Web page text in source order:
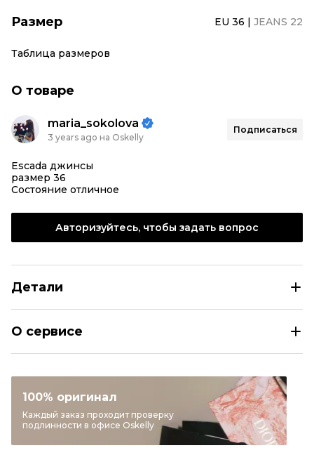
Размер EU 36 | JEANS 22
Таблица размеров
О товаре
maria_sokolova
3 years ago на Oskelly
Подписаться
Escada джинсы
размер 36
Состояние отличное
Авторизуйтесь, чтобы задать вопрос
Детали
Категория
Расклешенные джинсы
Бренд
ESCADA
Цвет
Серый
О сервисе
100% оригинал
Каждый заказ проходит проверку
подлинности в офисе Oskelly